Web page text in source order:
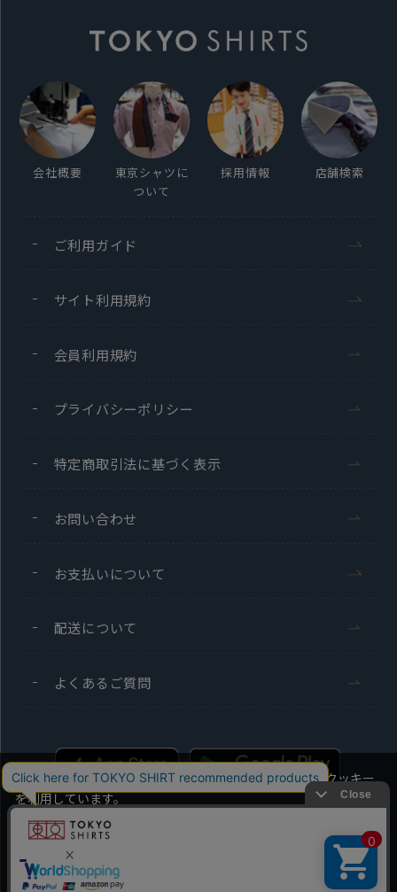
会社概要
東京シャツに
ついて
採用情報 店舗検索
ご利用ガイド
サイト利用規約
会員利用規約
プライバシーポリシー
特定商取引法に基づく表示
お問い合わせ
お支払いについて
配送について
よくあるご質問
Copyright TOKYO SHIRTS Co.,Ltd. All rights reserved.
当社のウェブサイトでは、お客様の利便性向上のためにクッキー
を利用しています。
本ウェブサイトをこのままご利用になる場合、クッキーの使用に
同意いただいたものとみなします。
クッキーを通じて収集する情報には、「お客様個人を特定できる
情報」は一切含まれておりません。詳細は
クッキーポリシーをご